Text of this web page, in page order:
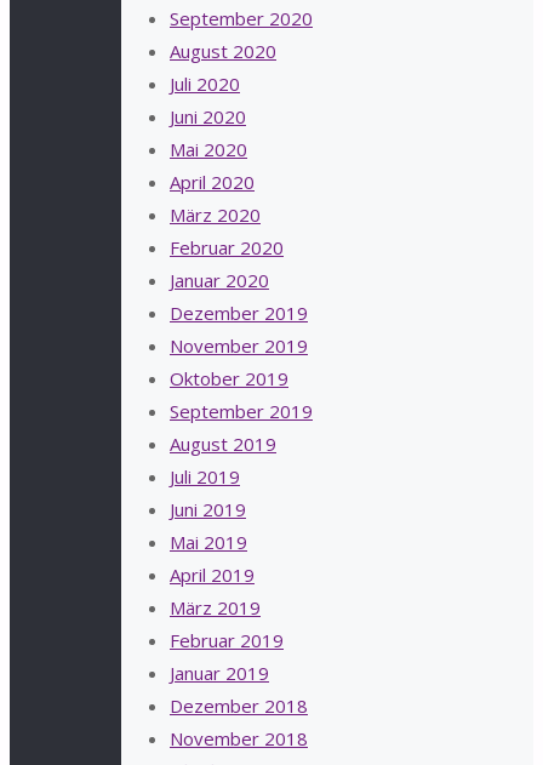
September 2020
August 2020
Juli 2020
Juni 2020
Mai 2020
April 2020
März 2020
Februar 2020
Januar 2020
Dezember 2019
November 2019
Oktober 2019
September 2019
August 2019
Juli 2019
Juni 2019
Mai 2019
April 2019
März 2019
Februar 2019
Januar 2019
Dezember 2018
November 2018